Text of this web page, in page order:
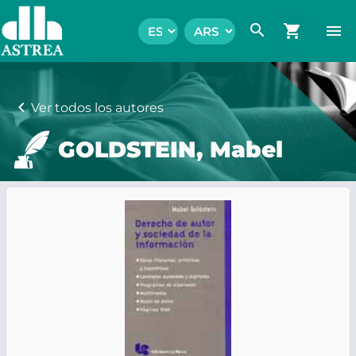
search shopping_cart menu
chevron_leftVer todos los autores
GOLDSTEIN, Mabel